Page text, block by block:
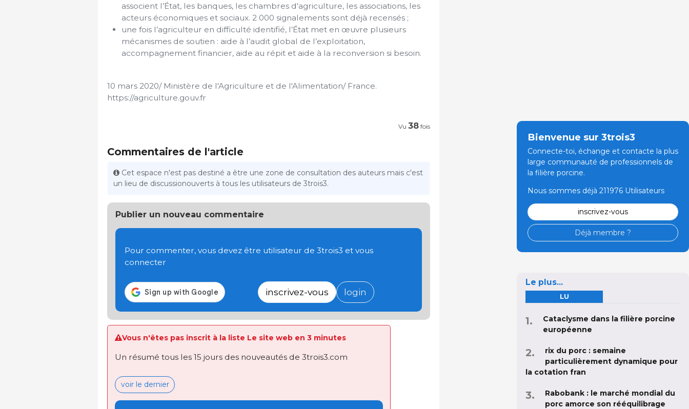
associent l’État, les banques, les chambres d'agriculture, les associations, les
acteurs économiques et sociaux. 2 000 signalements sont déjà recensés ;
une fois l’agriculteur en difficulté identifié, l’État met en œuvre plusieurs
mécanismes de soutien : aide à l’audit global de l’exploitation,
accompagnement financier, aide au répit et aide à la reconversion si besoin.
10 mars 2020/ Ministère de l'Agriculture et de l'Alimentation/ France.
https://agriculture.gouv.fr
Vu 38 fois
Commentaires de l'article
Cet espace n'est pas destiné a être une zone de consultation des auteurs mais c'est
un lieu de discussionouverts à tous les utilisateurs de 3trois3.
Publier un nouveau commentaire
Pour commenter, vous devez être utilisateur de 3trois3 et vous
connecter
inscrivez-vous login
Vous n'êtes pas inscrit à la liste Le site web en 3 minutes
Un résumé tous les 15 jours des nouveautés de 3trois3.com
voir le dernier
Bienvenue sur 3trois3
Connecte-toi, échange et contacte la plus
large communauté de professionnels de
la filière porcine.
Nous sommes déjà 211976 Utilisateurs
inscrivez-vous
Déjà membre ?
Le plus...
LU
Cataclysme dans la filière porcine
européenne
rix du porc : semaine
particulièrement dynamique pour
la cotation fran
Rabobank : le marché mondial du
porc amorce son rééquilibrage